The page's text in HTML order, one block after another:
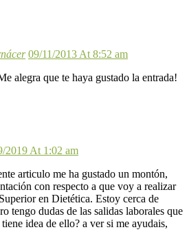
09/11/2013 At 8:52 am
alegra que te haya gustado la entrada!
2019 At 1:02 am
articulo me ha gustado un montón,
con respecto a que voy a realizar
en Dietética. Estoy cerca de
tengo dudas de las salidas laborales que
idea de ello? a ver si me ayudais,